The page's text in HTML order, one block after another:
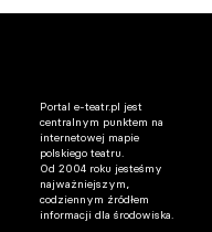
Portal e-teatr.pl jest
centralnym punktem na
internetowej mapie
polskiego teatru.
Od 2004 roku jesteśmy
najważniejszym,
codziennym źródłem
informacji dla środowiska.